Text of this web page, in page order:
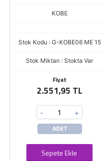
KOBE
Stok Kodu : G-KOBE06 ME 15
Stok Miktarı : Stokta Var
Fiyat
2.551,95 TL
- +
ADET
Sepete Ekle